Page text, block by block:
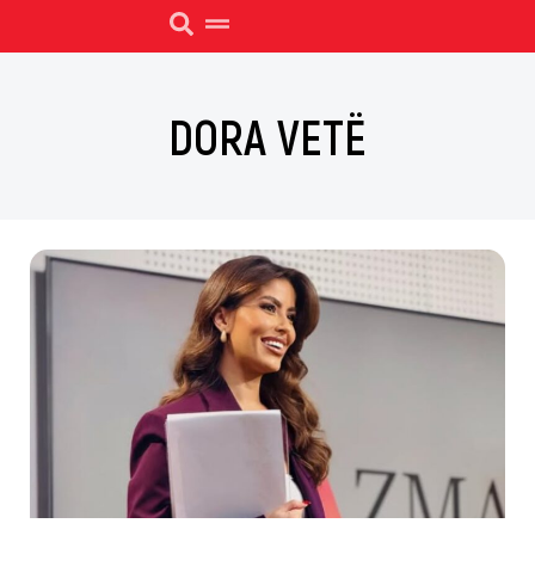
DORA VETË